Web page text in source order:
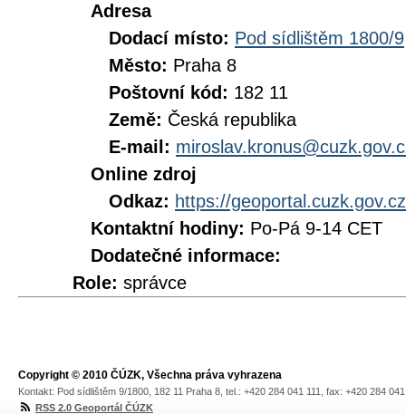
Adresa
Dodací místo: Pod sídlištěm 1800/9
Město: Praha 8
Poštovní kód: 182 11
Země: Česká republika
E-mail:
Online zdroj
Odkaz: https://geoportal.cuzk.gov.cz
Kontaktní hodiny: Po-Pá 9-14 CET
Dodatečné informace:
Role: správce
Copyright © 2010 ČÚZK, Všechna práva vyhrazena
Kontakt: Pod sídlištěm 9/1800, 182 11 Praha 8, tel.: +420 284 041 111, fax: +420 284
RSS 2.0 Geoportál ČÚZK